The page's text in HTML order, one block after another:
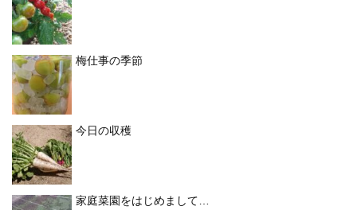
梅仕事の季節
今日の収穫
家庭菜園をはじめまして…